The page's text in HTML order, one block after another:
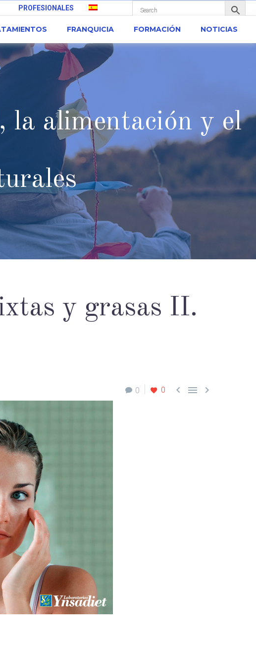
PROFESIONALES
FRANQUICIA FORMACIÓN NOTICIAS
la alimentación y el
y grasas II.
0 0   